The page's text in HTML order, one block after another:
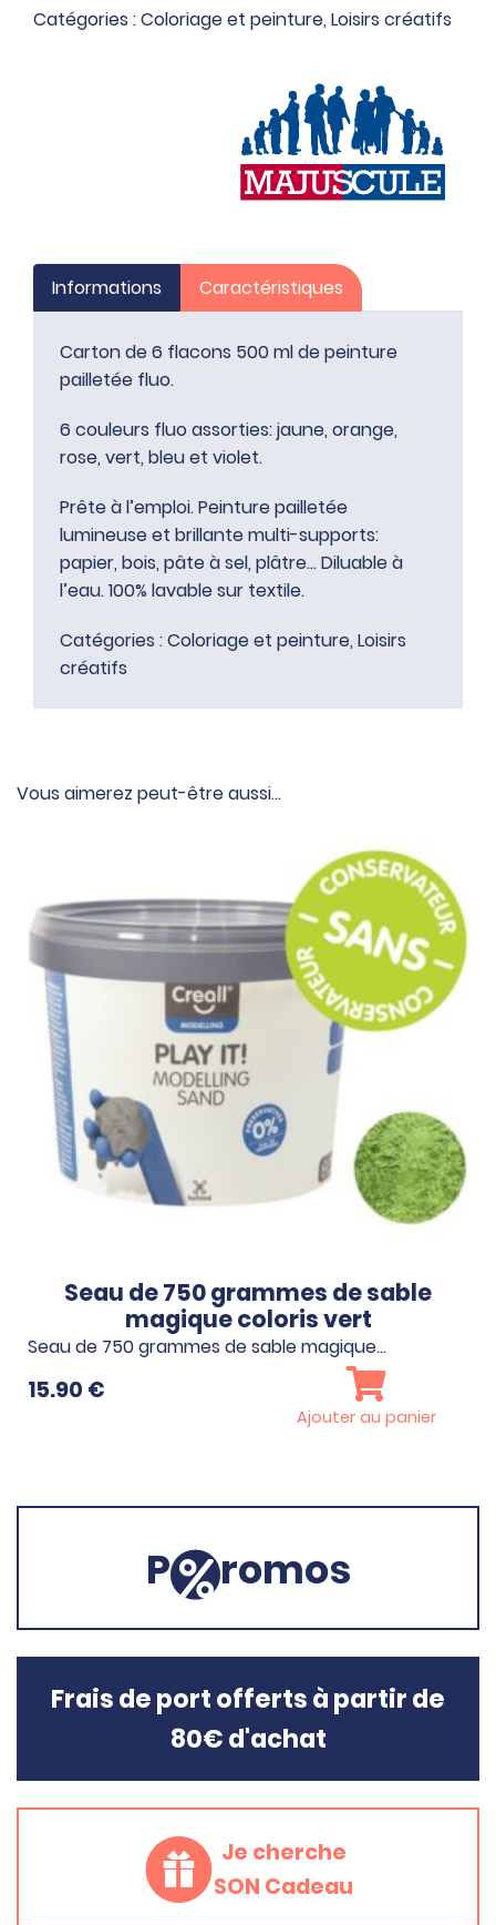
de
Catégories :Coloriage et peinture, Loisirs créatifs
Informations Caractéristiques
Carton de 6 flacons 500 ml de peinture
pailletée fluo.
6 couleurs fluo assorties: jaune, orange,
rose, vert, bleu et violet.
Prête à l’emploi. Peinture pailletée
lumineuse et brillante multi-supports:
papier, bois, pâte à sel, plâtre… Diluable à
l’eau. 100% lavable sur textile.
Catégories :Coloriage et peinture, Loisirs
créatifs
Vous aimerez peut-être aussi…
Seau de 750 grammes de sable
magique coloris vert
Seau de 750 grammes de sable magique…
15.90 €
Ajouter au panier
P romos
Frais de port offerts à partir de
80€ d'achat
Je cherche
SON Cadeau